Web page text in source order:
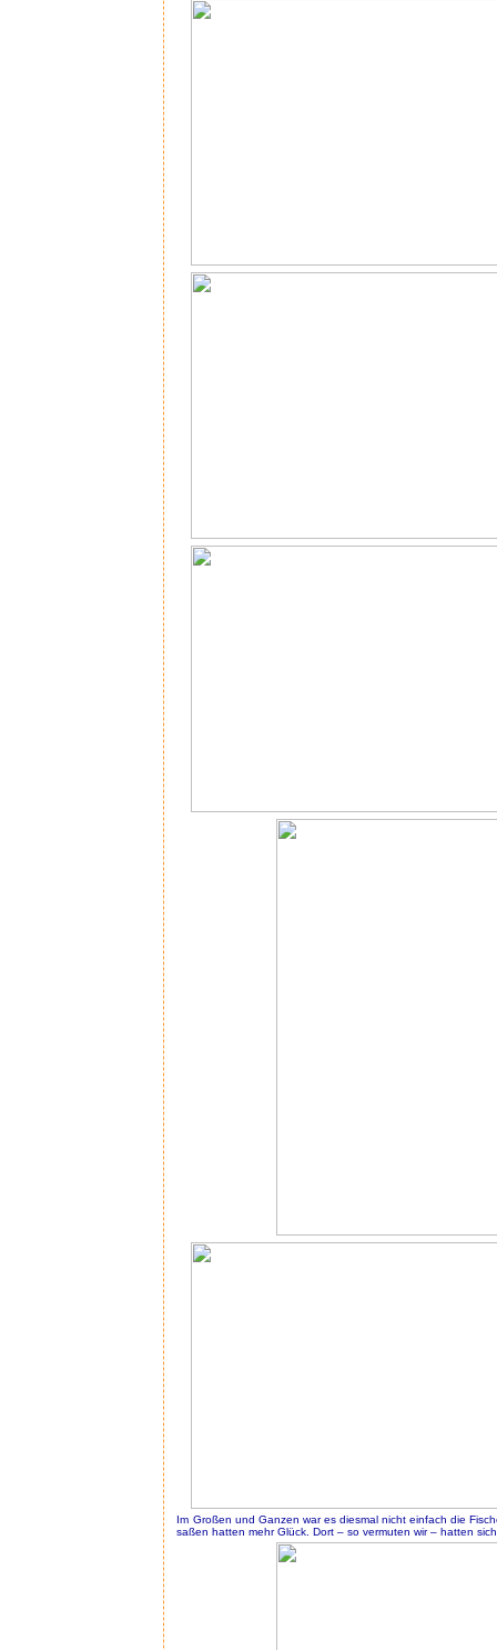
Im Großen und Ganzen war es diesmal nicht einfach die
saßen hatten mehr Glück. Dort – so vermuten wir – hatten